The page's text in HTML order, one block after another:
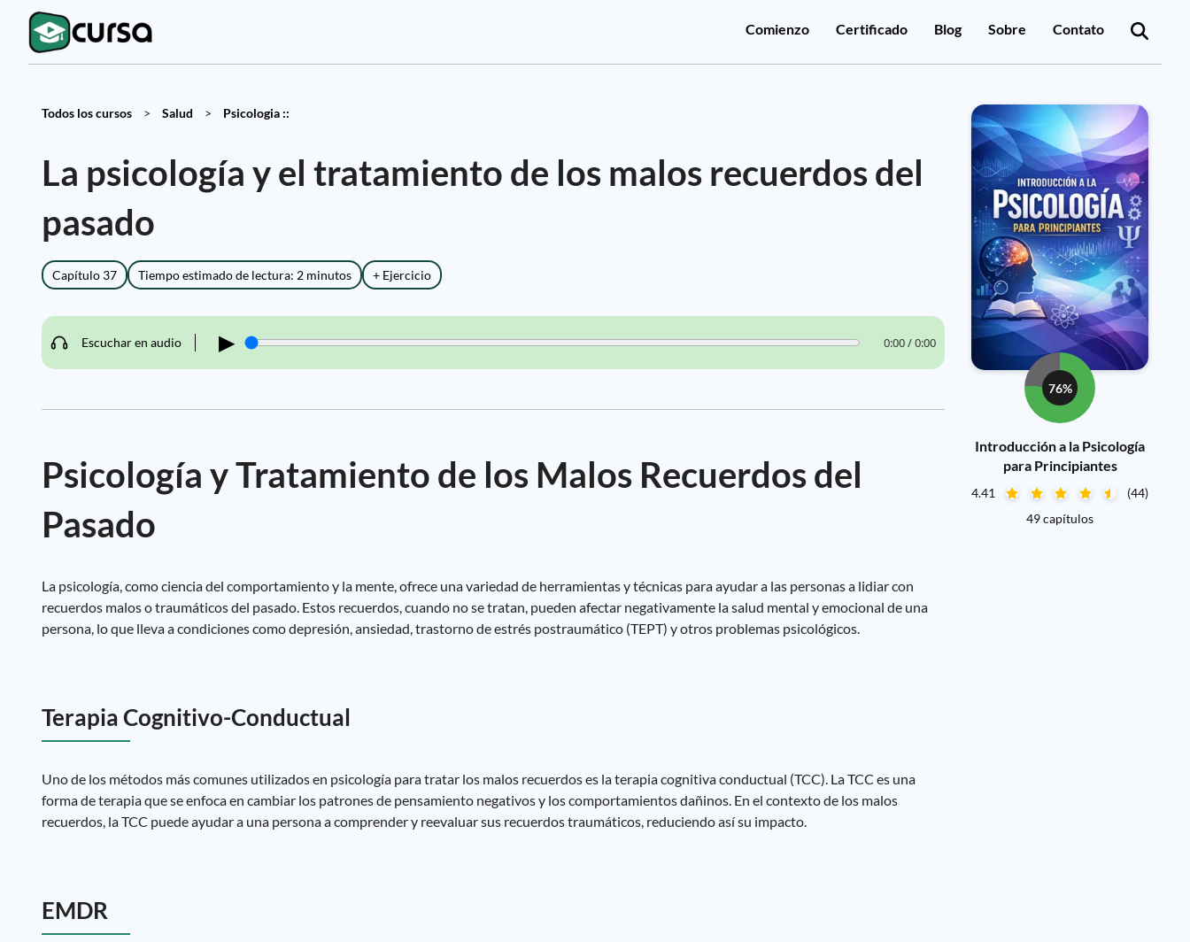
Comienzo Certificado Blog Sobre Contato
Todos los cursos > Salud > Psicologia ::
La psicología y el tratamiento de los malos recuerdos del
pasado
Capítulo 37 Tiempo estimado de lectura: 2 minutos + Ejercicio
Escuchar en audio ▶ 0:00 / 0:00
Psicología y Tratamiento de los Malos Recuerdos del
Pasado
La psicología, como ciencia del comportamiento y la mente, ofrece una variedad de herramientas y técnicas para ayudar a las personas a lidiar con
recuerdos malos o traumáticos del pasado. Estos recuerdos, cuando no se tratan, pueden afectar negativamente la salud mental y emocional de una
persona, lo que lleva a condiciones como depresión, ansiedad, trastorno de estrés postraumático (TEPT) y otros problemas psicológicos.
Terapia Cognitivo-Conductual
Uno de los métodos más comunes utilizados en psicología para tratar los malos recuerdos es la terapia cognitiva conductual (TCC). La TCC es una
forma de terapia que se enfoca en cambiar los patrones de pensamiento negativos y los comportamientos dañinos. En el contexto de los malos
recuerdos, la TCC puede ayudar a una persona a comprender y reevaluar sus recuerdos traumáticos, reduciendo así su impacto.
EMDR
76%
Introducción a la Psicología
para Principiantes
4.41
(44)
49 capítulos